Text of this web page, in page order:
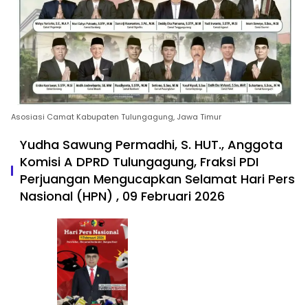
Asosiasi Camat Kabupaten Tulungagung, Jawa Timur
Yudha Sawung Permadhi, S. HUT., Anggota
Komisi A DPRD Tulungagung, Fraksi PDI
Perjuangan Mengucapkan Selamat Hari Pers
Nasional (HPN) , 09 Februari 2026